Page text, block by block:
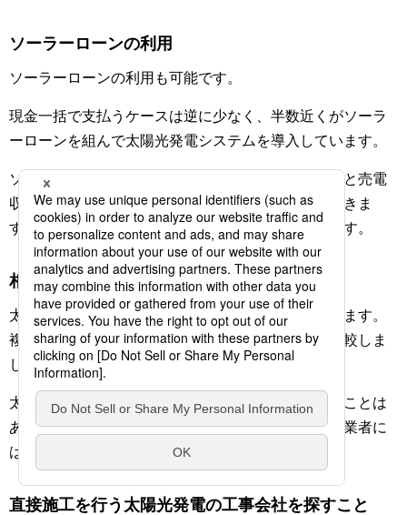
ソーラーローンの利用
ソーラーローンの利用も可能です。
現金一括で支払うケースは逆に少なく、半数近くがソーラ
ーローンを組んで太陽光発電システムを導入しています。
ソーラーローンを利用したとしても、電気代の削減と売電
収入で、月々の返済の負担を大幅に減らすことができま
す。ローン完済後は、売電収入が全て利益となります。
相見積もりで価格を比較する
太陽光発電システム設置の工事会社はたくさんあります。
複数の会社に見積もりを依頼して、内容や価格を比較しま
しょう。
太陽光パネル設置費用が価格相場が大幅に安くなることは
ありません。また、価格の高すぎる提案内容や詐欺業者に
はご注意ください。
直接施工を行う太陽光発電の工事会社を探すこと